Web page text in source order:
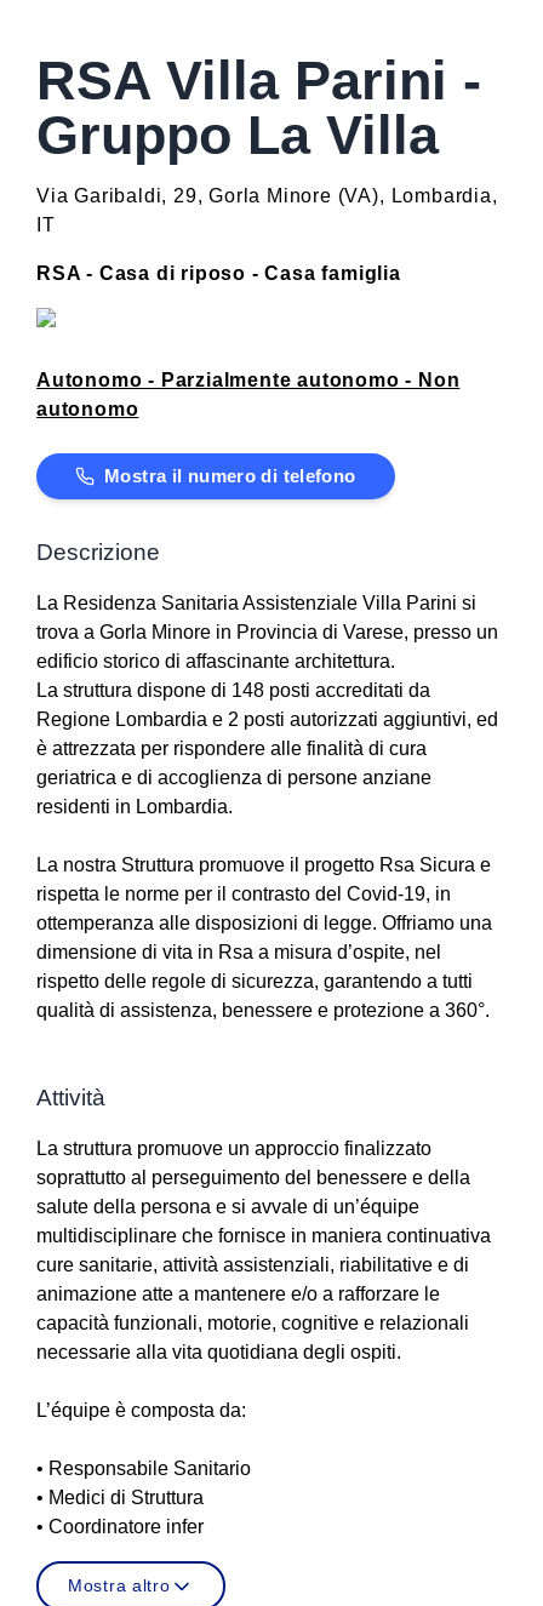
RSA Villa Parini -
Gruppo La Villa
Via Garibaldi, 29, Gorla Minore (VA), Lombardia,
IT
RSA - Casa di riposo - Casa famiglia
Autonomo - Parzialmente autonomo - Non
autonomo
Mostra il numero di telefono
Descrizione
La Residenza Sanitaria Assistenziale Villa Parini si
trova a Gorla Minore in Provincia di Varese, presso un
edificio storico di affascinante architettura.
La struttura dispone di 148 posti accreditati da
Regione Lombardia e 2 posti autorizzati aggiuntivi, ed
è attrezzata per rispondere alle finalità di cura
geriatrica e di accoglienza di persone anziane
residenti in Lombardia.
La nostra Struttura promuove il progetto Rsa Sicura e
rispetta le norme per il contrasto del Covid-19, in
ottemperanza alle disposizioni di legge. Offriamo una
dimensione di vita in Rsa a misura d’ospite, nel
rispetto delle regole di sicurezza, garantendo a tutti
qualità di assistenza, benessere e protezione a 360°.
Attività
La struttura promuove un approccio finalizzato
soprattutto al perseguimento del benessere e della
salute della persona e si avvale di un’équipe
multidisciplinare che fornisce in maniera continuativa
cure sanitarie, attività assistenziali, riabilitative e di
animazione atte a mantenere e/o a rafforzare le
capacità funzionali, motorie, cognitive e relazionali
necessarie alla vita quotidiana degli ospiti.
L’équipe è composta da:
• Responsabile Sanitario
• Medici di Struttura
• Coordinatore infer
Mostra altro